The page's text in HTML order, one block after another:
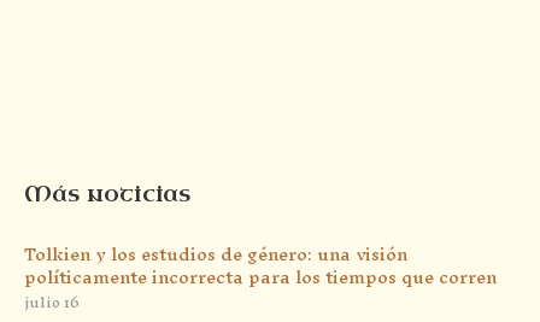
Más noticias
Tolkien y los estudios de género: una visión
políticamente incorrecta para los tiempos que corren
julio 16